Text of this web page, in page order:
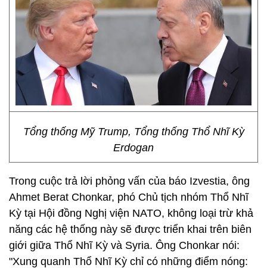
Tổng thống Mỹ Trump, Tổng thống Thổ Nhĩ Kỳ
Erdogan
Trong cuộc trả lời phỏng vấn của báo Izvestia, ông
Ahmet Berat Chonkar, phó Chủ tịch nhóm Thổ Nhĩ
Kỳ tại Hội đồng Nghị viện NATO, không loại trừ khả
năng các hệ thống này sẽ được triển khai trên biên
giới giữa Thổ Nhĩ Kỳ và Syria. Ông Chonkar nói:
"Xung quanh Thổ Nhĩ Kỳ chỉ có những điểm nóng: